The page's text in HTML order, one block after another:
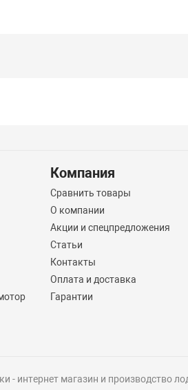
Компания
Сравнить товары
О компании
Акции и спецпредложения
Статьи
Контакты
Оплата и доставка
Гарантии
- интернет магазин и производство